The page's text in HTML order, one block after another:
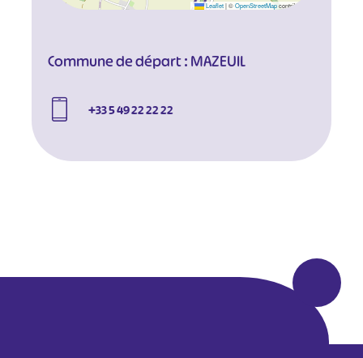
Leaflet |©OpenStreetMapcontributors
Commune de départ : MAZEUIL
+33 5 49 22 22 22